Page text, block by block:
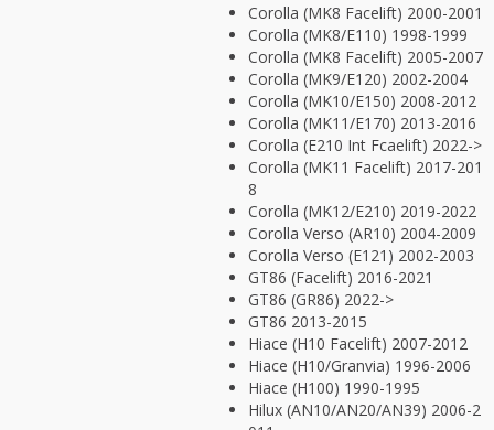
Corolla (MK8 Facelift) 2000-2001
Corolla (MK8/E110) 1998-1999
Corolla (MK8 Facelift) 2005-2007
Corolla (MK9/E120) 2002-2004
Corolla (MK10/E150) 2008-2012
Corolla (MK11/E170) 2013-2016
Corolla (E210 Int Fcaelift) 2022->
Corolla (MK11 Facelift) 2017-201
8
Corolla (MK12/E210) 2019-2022
Corolla Verso (AR10) 2004-2009
Corolla Verso (E121) 2002-2003
GT86 (Facelift) 2016-2021
GT86 (GR86) 2022->
GT86 2013-2015
Hiace (H10 Facelift) 2007-2012
Hiace (H10/Granvia) 1996-2006
Hiace (H100) 1990-1995
Hilux (AN10/AN20/AN39) 2006-2